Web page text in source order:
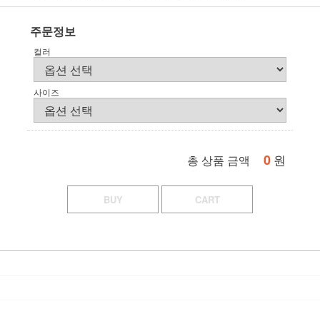
주문정보
컬러
사이즈
총 상품 금액 0 원
BUY CART